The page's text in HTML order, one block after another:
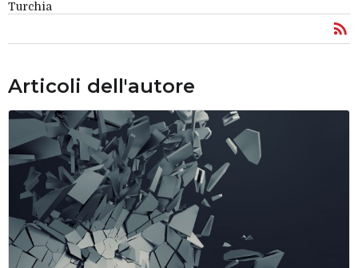
Turchia
Articoli dell'autore